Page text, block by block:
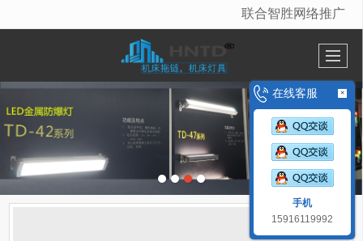
很遗憾，因您的浏览器版本过低导致无法获得最佳浏览体验，推荐下载安装谷歌浏览器！
联合智胜网络推广
在线客服 ×
手机
15916119992